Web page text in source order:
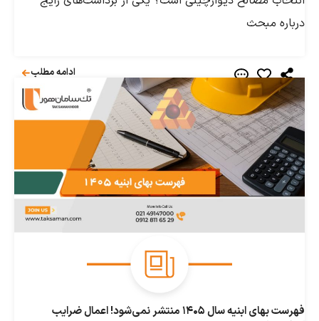
مبحث
ادامه مطلب
فهرست بهای ابنیه سال ۱۴۰۵ منتشر نمی‌شود! اعمال ضرایب